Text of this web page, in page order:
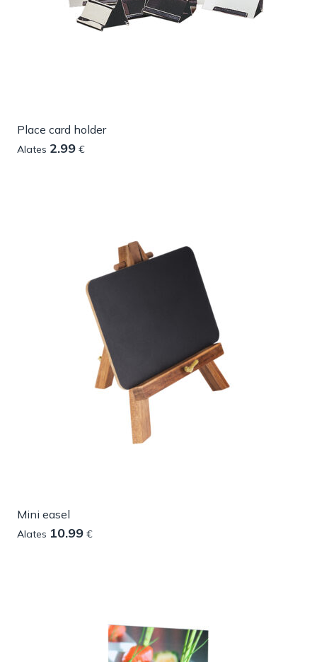
Place card holder
Alates 2.99 €
Mini easel
Alates 10.99 €